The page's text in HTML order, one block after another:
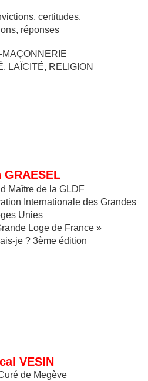
certitudes.
réponses
LAÏCITÉ, RELIGION
GRAESEL
Maître de la GLDF
Internationale des Grandes
Unies
Loge de France »
? 3ème édition
VESIN
de Megève